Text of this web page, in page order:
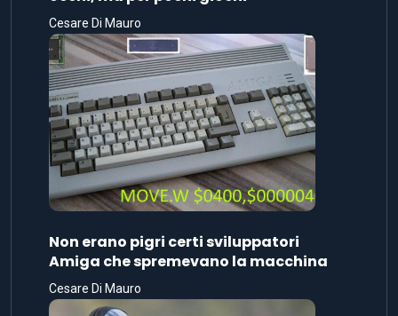
Cesare Di Mauro
Non erano pigri certi sviluppatori
Amiga che spremevano la macchina
Cesare Di Mauro